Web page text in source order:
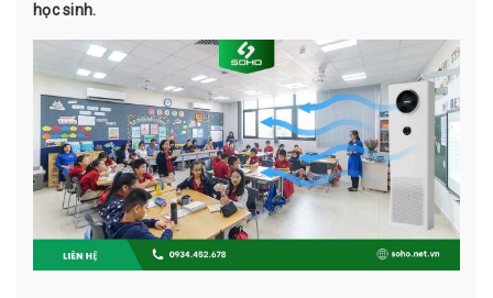
học sinh.